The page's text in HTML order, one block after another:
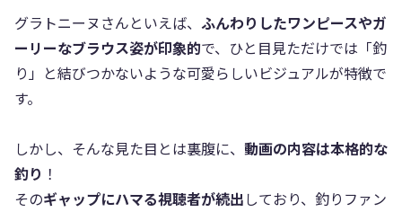
グラトニーヌさんといえば、 ふんわりしたワンピースやガ
ーリーなブラウス姿が印象的で、ひと目見ただけでは「釣
り」と結びつかないような可愛らしいビジュアルが特徴で
す。
しかし、そんな見た目とは裏腹に、 動画の内容は本格的な
釣り ！
そのギャップにハマる視聴者が続出しており、釣りファン